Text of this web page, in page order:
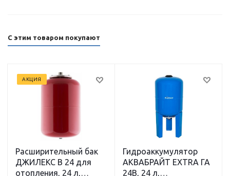
С этим товаром покупают
АКЦИЯ
Расширительный бак
ДЖИЛЕКС В 24 для
отопления, 24 л,
Гидроаккумулятор
АКВАБРАЙТ EXTRA ГА
24В, 24 л,